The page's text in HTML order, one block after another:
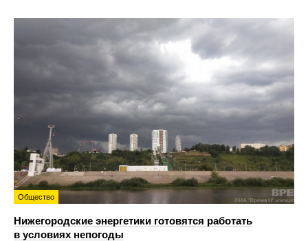
Общество
Нижегородские энергетики готовятся работать
в условиях непогоды